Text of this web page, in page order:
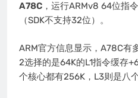
A78C ，运行ARMv8 64位指
（SDK不支持32位）。
ARM官方信息显示，A78C有
2选择的是64K的L1指令缓存
个核心都有256K，L3则是八